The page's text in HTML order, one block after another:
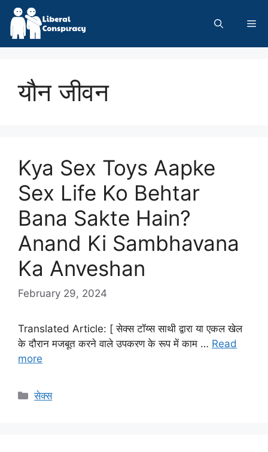
Skip
content
यौन जीवन
Kya Sex Toys Aapke
Sex Life Ko Behtar
Bana Sakte Hain?
Anand Ki Sambhavana
Ka Anveshan
February 29, 2024
Translated Article: [ सेक्स टॉय्स साथी द्वारा या एकल खेल
के दौरान मजबूत करने वाले उपकरण के रूप में काम … Read
more
Categories
सेक्स